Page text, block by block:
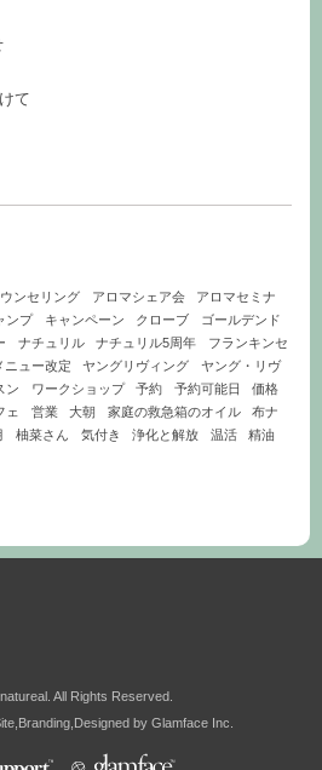
て
ンセリング アロマシェア会
アロマセミナ
ンプ キャンペーン クローブ
ゴールデンド
ナチュリル ナチュリル5周年
フランキンセ
ニュー改定 ヤングリヴィング
ヤング・リヴ
ン ワークショップ 予約 予約可能日
価格
ェ 営業 大朝 家庭の救急箱のオイル
布ナ
柚菜さん 気付き 浄化と解放 温活
精油
All Rights Reserved.
by Glamface Inc.